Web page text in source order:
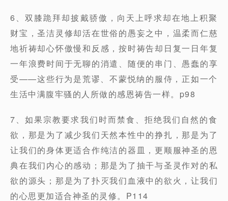
6、双膝跪拜却披戴骄傲，向天上呼求却在地上积聚
财宝，圣洁灵修却活在世俗的愚妄之中，温柔而仁慈
地祈祷却心怀傲慢和反感，按时祷告却日复一日年复
一年浪费时间于无聊的消遣、随便的串门、愚蠢的享
受——这些行为是荒谬、不蒙悦纳的服侍，正如一个
生活中满腹牢骚的人所做的感恩祷告一样。p98
7、如果宗教要求我们时而禁食、拒绝我们自然的食
欲，那是为了减少我们天然本性中的挣扎，那是为了
让我们的身体更适合作纯洁的器皿，更顺服神圣的恩
典在我们内心的感动；那是为了抽干与圣灵作对的私
欲的源头；那是为了扑灭我们血液中的欲火，让我们
的心思更加适合神圣的灵修。P114